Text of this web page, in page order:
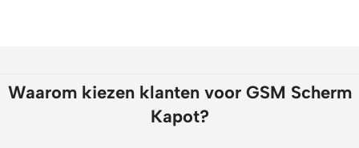
Waarom kiezen klanten voor GSM Scherm
Kapot?